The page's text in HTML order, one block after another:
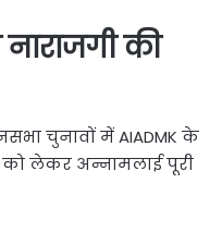
की
चुनावों में AIADMK के
लेकर अन्नामलाई पूरी